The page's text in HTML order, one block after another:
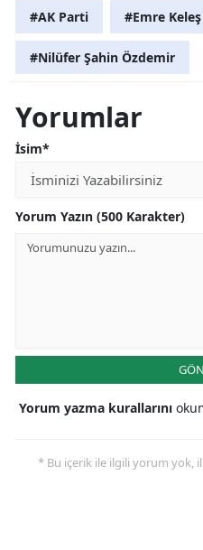
#AK Parti #Emre Keleş
#Nilüfer Şahin Özdemir
Yorumlar
İsim*
Yorum Yazın (500 Karakter)
Yorum yazma kurallarını
* Bu içerik ile ilgili yorum yok,